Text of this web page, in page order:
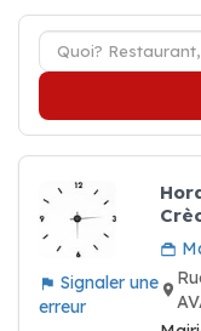
Signaler une
erreur